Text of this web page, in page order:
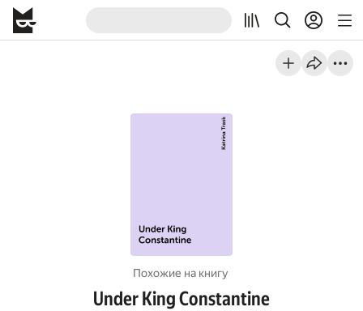
Похожие на книгу
Under King Constantine